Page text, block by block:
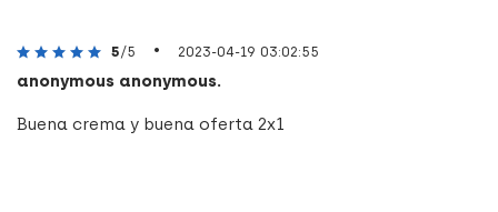
5/5 • 2023-04-19 03:02:55
anonymous anonymous.
Buena crema y buena oferta 2x1